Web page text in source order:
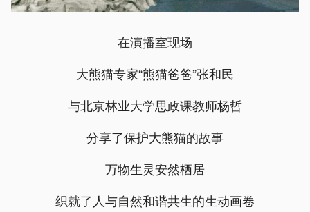
在演播室现场
大熊猫专家“熊猫爸爸”张和民
与北京林业大学思政课教师杨哲
分享了保护大熊猫的故事
万物生灵安然栖居
织就了人与自然和谐共生的生动画卷